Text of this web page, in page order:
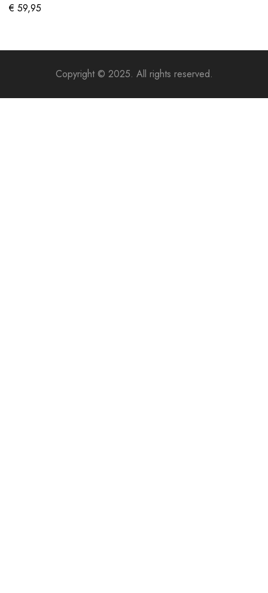
€ 59,95
Copyright © 2025. All rights reserved.